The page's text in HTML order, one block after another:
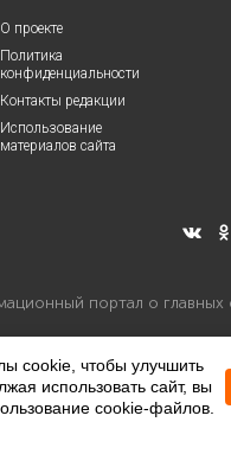
О проекте
Политика
конфиденциальности
Контакты редакции
Использование
материалов сайта
портал о главных
cookie, чтобы улучшить
использовать сайт, вы
cookie-файлов.